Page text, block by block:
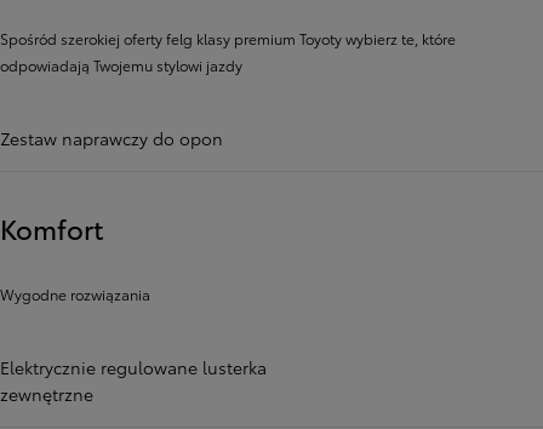
Spośród szerokiej oferty felg klasy premium Toyoty wybierz te, które
odpowiadają Twojemu stylowi jazdy
Zestaw naprawczy do opon
Komfort
Wygodne rozwiązania
Elektrycznie regulowane lusterka
zewnętrzne